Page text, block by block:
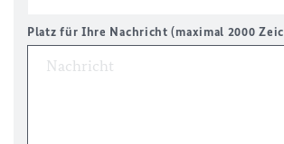
Platz für Ihre Nachricht (maximal 2000